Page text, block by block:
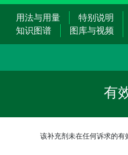
用法与用量 特别说明
知识图谱 图库与视频
有
该补充剂未在任何诉求的有